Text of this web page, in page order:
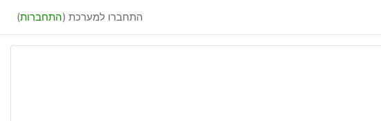
התחברו למערכת (התחברות)